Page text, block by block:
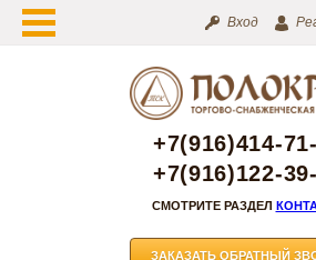
Вход
+7(916)414-
+7(916)122-
СМОТРИТЕ РАЗДЕЛ
ЗАКАЗАТЬ ОБРАТНЫЙ